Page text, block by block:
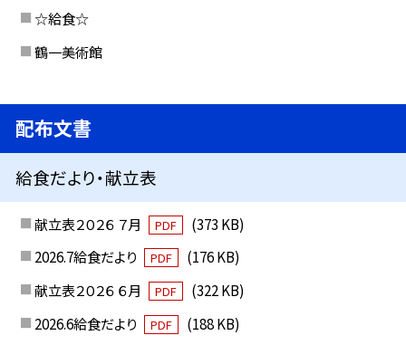
☆給食☆
鶴一美術館
配布文書
給食だより・献立表
献立表２０２６ ７月 PDF
(373 KB)
2026.7給食だより
PDF
(176 KB)
献立表２０２６ ６月
PDF
(322 KB)
2026.6給食だより
PDF
(188 KB)